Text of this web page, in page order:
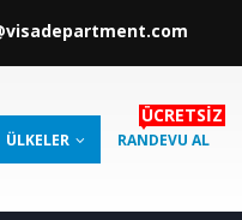
ÜLKELER RANDEVU AL
ÜCRETSIZ